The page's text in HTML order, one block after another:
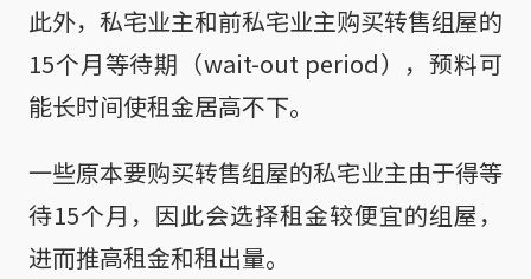
此外，私宅业主和前私宅业主购买转售组屋的
15个月等待期（wait-out period），预料可
能长时间使租金居高不下。
一些原本要购买转售组屋的私宅业主由于得等
待15个月，因此会选择租金较便宜的组屋，
进而推高租金和租出量。